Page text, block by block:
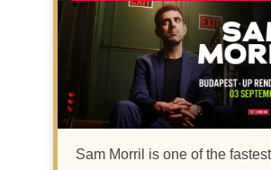
Sam Morril is one of the